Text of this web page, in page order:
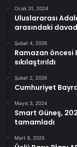
Ocak 31, 2024
Uluslararası
arasındaki
Şubat 4, 2026
Ramazan
sıkılaştırıldı
Şubat 2, 2026
Cumhuriyet
Mayıs 3, 2024
Smart Güneş,
tamamladı
Mart 6, 2025